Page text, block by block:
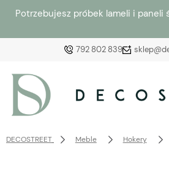
Potrzebujesz próbek lameli i
792 802 839
DECOSTREET Meble Hokery